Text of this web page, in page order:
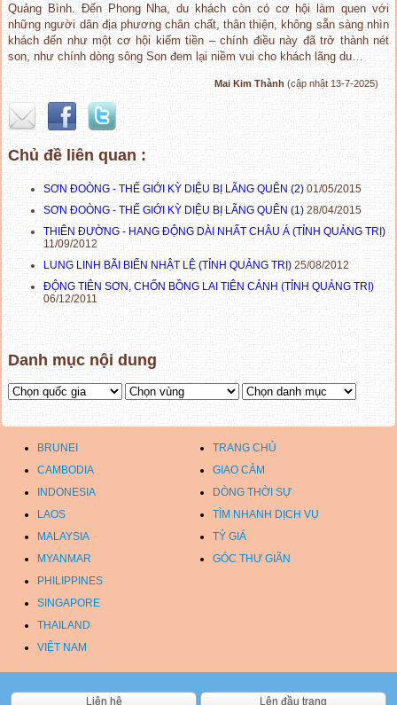
Quảng Bình. Đến Phong Nha, du khách còn có cơ hội làm quen với
những người dân địa phương chân chất, thân thiện, không sẵn sàng nhìn
khách đến như một cơ hội kiếm tiền – chính điều này đã trở thành nét
son, như chính dòng sông Son đem lại niềm vui cho khách lãng du…
Mai Kim Thành(cập nhật 13-7-2025)
Chủ đề liên quan :
SƠN ĐOÒNG - THẾ GIỚI KỲ DIỆU BỊ LÃNG QUÊN (2) 01/05/2015
SƠN ĐOÒNG - THẾ GIỚI KỲ DIỆU BỊ LÃNG QUÊN (1) 28/04/2015
THIÊN ĐƯỜNG - HANG ĐỘNG DÀI NHẤT CHÂU Á (TỈNH QUẢNG TRỊ)
11/09/2012
LUNG LINH BÃI BIỂN NHẬT LỆ (TỈNH QUẢNG TRỊ) 25/08/2012
ĐỘNG TIÊN SƠN, CHỐN BỒNG LAI TIÊN CẢNH (TỈNH QUẢNG TRỊ)
06/12/2011
Danh mục nội dung
BRUNEI
TRANG CHỦ
CAMBODIA
GIAO CẢM
INDONESIA
DÒNG THỜI SỰ
LAOS
TÌM NHANH DỊCH VỤ
MALAYSIA
TỶ GIÁ
MYANMAR
GÓC THƯ GIÃN
PHILIPPINES
SINGAPORE
THAILAND
VIỆT NAM
Liên hệ Lên đầu trang